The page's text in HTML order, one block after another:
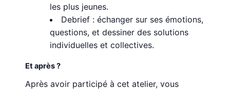
les plus jeunes.
Debrief : échanger sur ses émotions,
questions, et dessiner des solutions
individuelles et collectives.
Et après ?
Après avoir participé à cet atelier, vous